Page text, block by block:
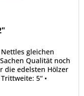
gleichen
Qualität noch
die edelsten Hölzer
5“ •